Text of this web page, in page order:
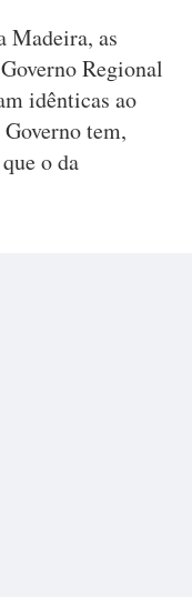
Madeira, as
Regional
idênticas ao
tem,
o da